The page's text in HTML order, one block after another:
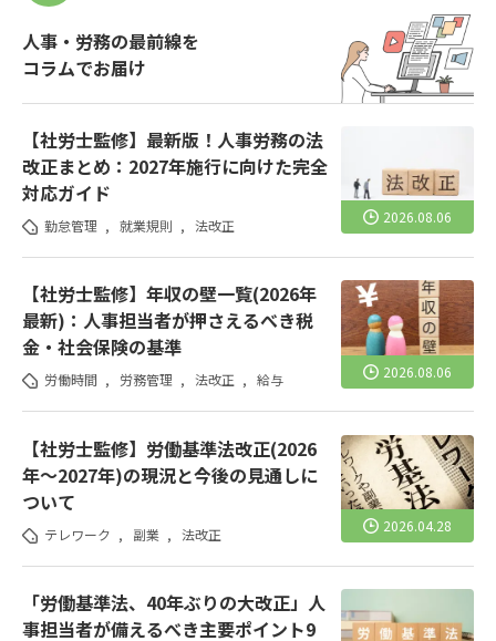
人事・労務の最前線を
コラムでお届け
2026.08.06
【社労士監修】最新版！人事労務の法
改正まとめ：2027年施行に向けた完全
対応ガイド
勤怠管理 , 就業規則 , 法改正
2026.08.06
【社労士監修】年収の壁一覧(2026年
最新)：人事担当者が押さえるべき税
金・社会保険の基準
労働時間 , 労務管理 , 法改正 , 給与
2026.04.28
【社労士監修】労働基準法改正(2026
年～2027年)の現況と今後の見通しに
ついて
テレワーク , 副業 , 法改正
「労働基準法、40年ぶりの大改正」人
事担当者が備えるべき主要ポイント9